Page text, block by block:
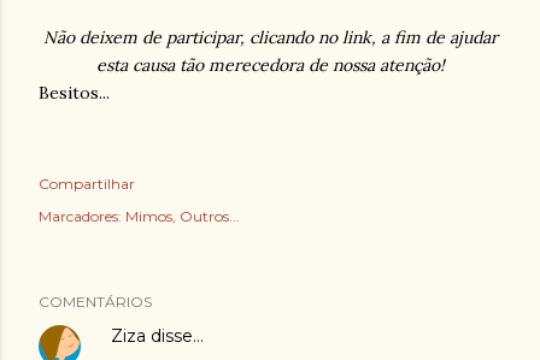
Não deixem de participar, clicando no link, a fim de ajudar
esta causa tão merecedora de nossa atenção!
Besitos...
Compartilhar
Marcadores: Mimos Outros...
COMENTÁRIOS
Ziza disse…